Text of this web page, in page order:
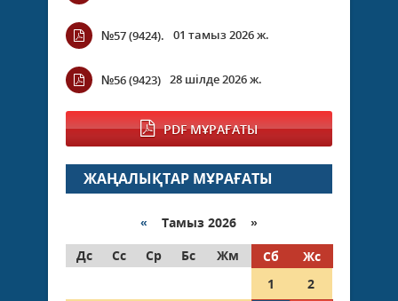
№57 (9424). 01 тамыз 2026 ж.
№56 (9423) 28 шілде 2026 ж.
PDF МҰРАҒАТЫ
ЖАҢАЛЫҚТАР МҰРАҒАТЫ
« Тамыз 2026 »
Дс
Сс Ср Бс Жм Сб
Жс
1
2